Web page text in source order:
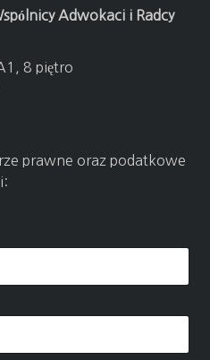
Adwokaci i Radcy
8 piętro
prawne oraz podatkowe